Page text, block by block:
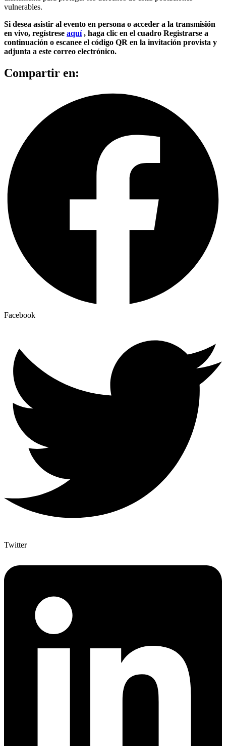
vulnerables.
Si desea asistir al evento en persona o acceder a la transmisión
en vivo, regístrese aquí, haga clic en el cuadro Registrarse a
continuación o escanee el código QR en la invitación provista y
adjunta a este correo electrónico.
Compartir en:
Facebook
Twitter